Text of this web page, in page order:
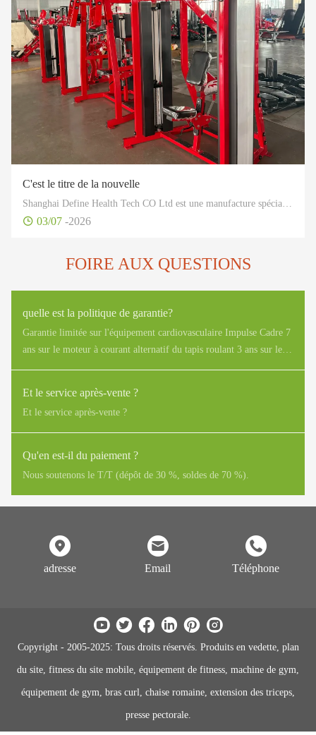
C'est le titre de la nouvelle
03/07 -2026
FOIRE AUX QUESTIONS
quelle est la politique de garantie?
Garantie limitée sur l'équipement cardiovasculaire Impulse Cadre 7
ans sur le moteur à courant alternatif du tapis roulant 3 ans sur le
contrôleur de moteur, le générateur, l'EMS, les freins ECB 2 ans
sur le clavier, les pièces d'usure durables 1 an sur l'équipement de
musculation Impulse Garantie limitée Châssis en acier à vie
Roulement rotatif, piles de poids, poulies, tiges de guidage, pièces
Et le service après-vente ?
Et le service après-vente ?
Qu'en est-il du paiement ?
Nous soutenons le T/T (dépôt de 30 %, soldes de 70 %).
adresse Email Téléphone
Copyright - 2005-2025: Tous droits réservés. Produits en vedette, plan
du site, fitness du site mobile, équipement de fitness, machine de gym,
équipement de gym, bras curl, chaise romaine, extension des triceps,
presse pectorale.